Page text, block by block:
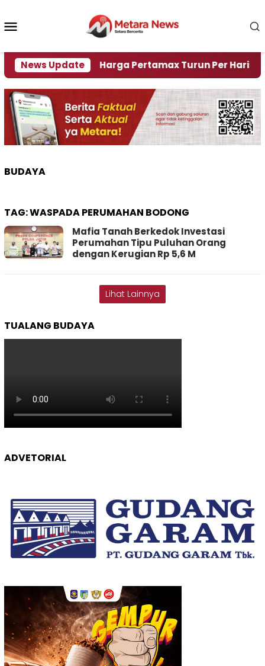
konten
News Update
Air Harga Pertamax Turun Per Hari Ini,
BUDAYA
TAG:WASPADA PERUMAHAN BODONG
Mafia Tanah Berkedok Investasi
Perumahan Tipu Puluhan Orang
dengan Kerugian Rp 5,6 M
Lihat Lainnya
TUALANG BUDAYA
ADVETORIAL